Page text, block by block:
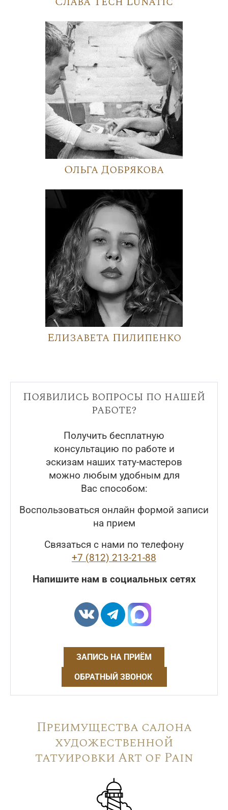
Ольга Добрякова
Елизавета Пилипенко
Появились вопросы по нашей
работе?
Получить бесплатную
консультацию по работе и
эскизам наших тату-мастеров
можно любым удобным для
Вас способом:
Воспользоваться онлайн формой записи
на прием
Связаться с нами по телефону
+7 (812) 213-21-88
Напишите нам в социальных сетях
ЗАПИСЬ НА ПРИЁМ
ОБРАТНЫЙ ЗВОНОК
Преимущества салона
художественной
татуировки Art of Pain